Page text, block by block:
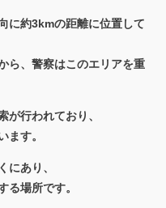
に約3kmの距離に位置して
ら、警察はこのエリアを重
が行われており、
ます。
にあり、
る場所です。